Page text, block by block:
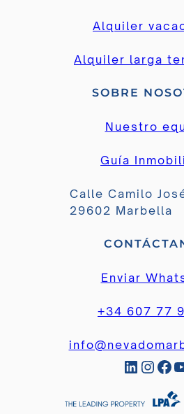
Alquiler
Alquiler larga
SOBRE
Nuestro
Guía
Calle Camilo
29602 Marbella
Enviar
+34 607 77
LinkedIn InstagramFacebook YouTube